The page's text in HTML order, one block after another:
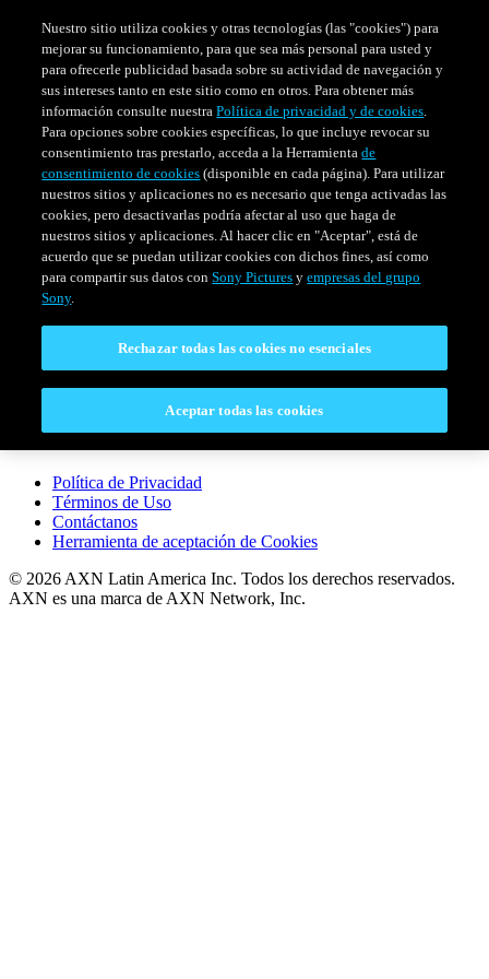
HORARIO EVENTOS ESPECIALES
Venezuela
LEGAL
Política de Privacidad
Términos de Uso
Contáctanos
Herramienta de aceptación de Cookies
© 2026 AXN Latin America Inc. Todos los derechos reservados.
AXN es una marca de AXN Network, Inc.
Nuestro sitio utiliza cookies y otras tecnologías (las "cookies") para
mejorar su funcionamiento, para que sea más personal para usted y
para ofrecerle publicidad basada sobre su actividad de navegación y
sus intereses tanto en este sitio como en otros. Para obtener más
información consulte nuestraPolítica de privacidad y de cookies.
Para opciones sobre cookies específicas, lo que incluye revocar su
consentimiento tras prestarlo, acceda a la Herramientade
consentimiento de cookies (disponible en cada página). Para utilizar
nuestros sitios y aplicaciones no es necesario que tenga activadas las
cookies, pero desactivarlas podría afectar al uso que haga de
nuestros sitios y aplicaciones. Al hacer clic en "Aceptar", está de
acuerdo que se puedan utilizar cookies con dichos fines, así como
para compartir sus datos conSony Pictures yempresas del grupo
Sony.
Rechazar todas las cookies no esenciales
Aceptar todas las cookies